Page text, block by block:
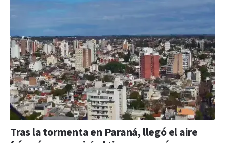
Tras la tormenta en Paraná, llegó el aire